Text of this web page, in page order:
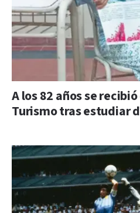
A los 82 años se
Turismo tras estudiar